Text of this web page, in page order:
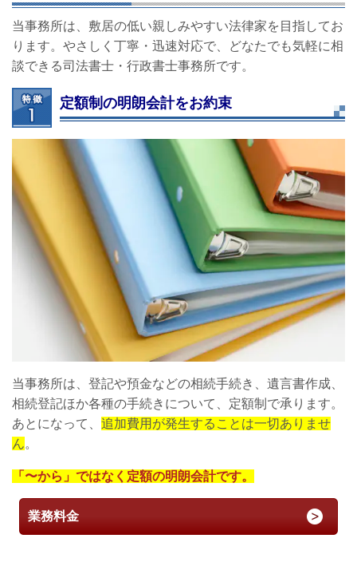
当事務所は、敷居の低い親しみやすい法律家を目指してお
ります。やさしく丁寧・迅速対応で、どなたでも気軽に相
談できる司法書士・行政書士事務所です。
定額制の明朗会計をお約束
当事務所は、登記や預金などの相続手続き、遺言書作成、
相続登記ほか各種の手続きについて、定額制で承ります。
あとになって、 追加費用が発生することは一切ありませ
ん。
「〜から」ではなく定額の明朗会計です。
業務料金